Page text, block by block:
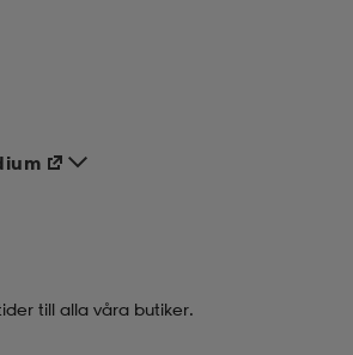
till alla våra butiker.